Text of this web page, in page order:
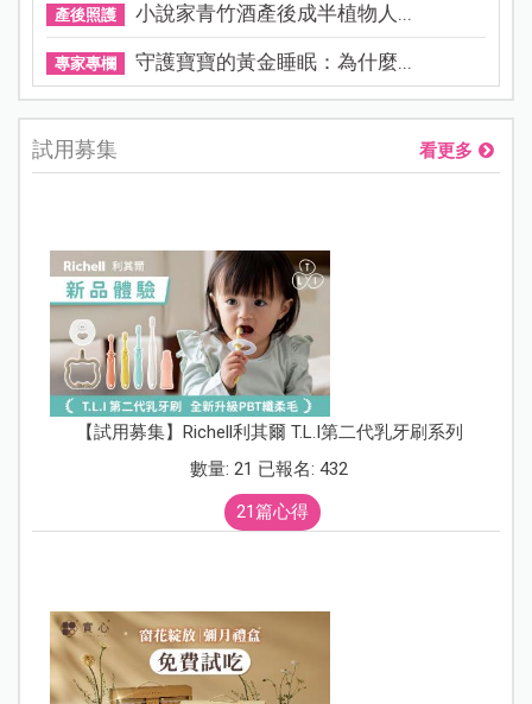
產後照護 小說家青竹酒產後成半植物人...
專家專欄 守護寶寶的黃金睡眠：為什麼...
試用募集 看更多
【試用募集】Richell利其爾 T.L.I第二代乳牙刷系列
數量: 21 已報名: 432
21篇心得